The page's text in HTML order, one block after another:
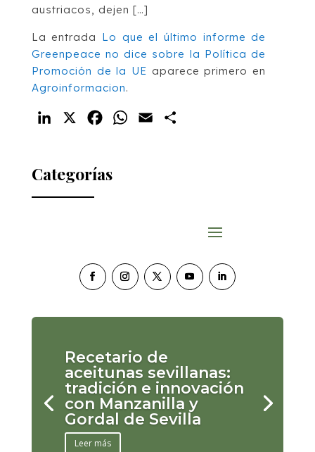
austriacos, dejen […]
La entrada Lo que el último informe de
Greenpeace no dice sobre la Política de
Promoción de la UE aparece primero en
Agroinformacion.
LinkedIn FacebookWhatsApp
Email
Categorías
Recetario de
aceitunas sevillanas:
tradición e innovación
con Manzanilla y
Gordal de Sevilla
Leer más